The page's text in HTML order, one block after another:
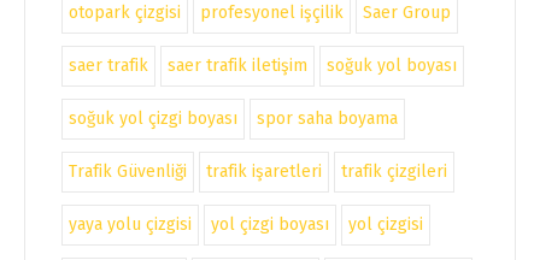
otopark çizgisi profesyonel işçilik Saer Group
saer trafik saer trafik iletişim soğuk yol boyası
soğuk yol çizgi boyası spor saha boyama
Trafik Güvenliği trafik işaretleri trafik çizgileri
yaya yolu çizgisi yol çizgi boyası yol çizgisi